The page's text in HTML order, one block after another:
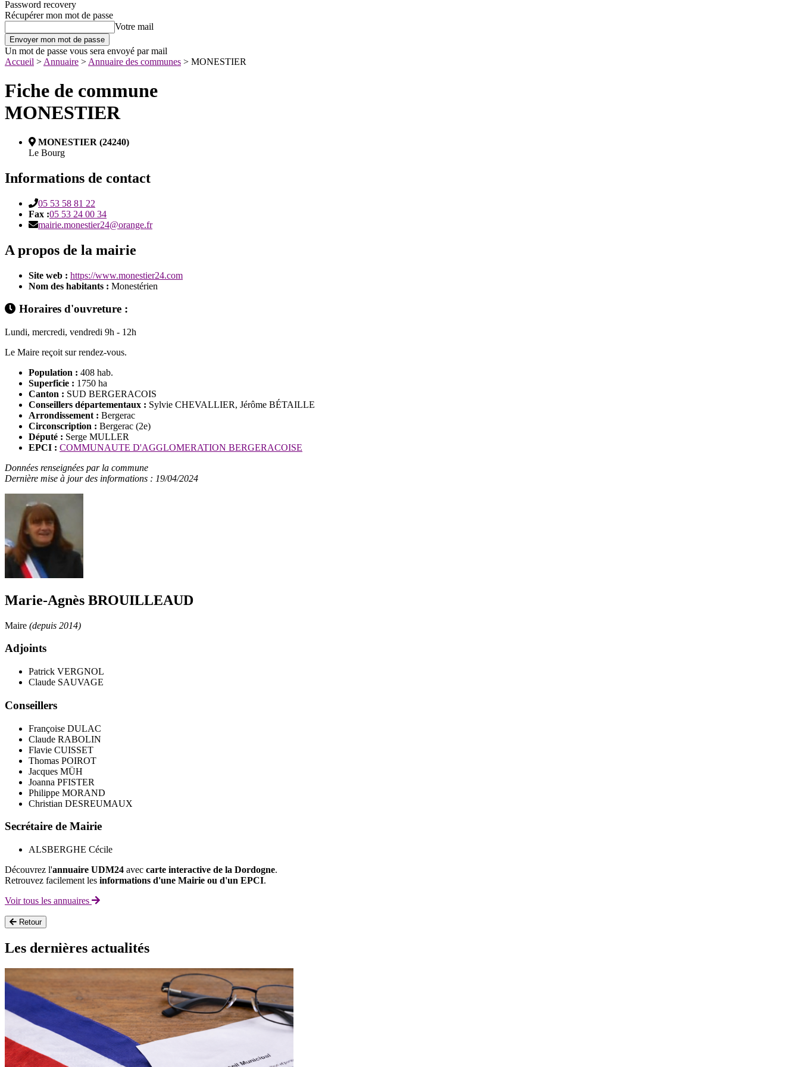
Password recovery
Récupérer mon mot de passe
Votre mail
Un mot de passe vous sera envoyé par mail
Accueil > Annuaire > Annuaire des communes > MONESTIER
Fiche de commune
MONESTIER
MONESTIER (24240)
Le Bourg
Informations de contact
05 53 58 81 22
Fax :05 53 24 00 34
mairie.monestier24@orange.fr
A propos de la mairie
Site web : https://www.monestier24.com
Nom des habitants : Monestérien
Horaires d'ouvreture :
Lundi, mercredi, vendredi 9h - 12h
Le Maire reçoit sur rendez-vous.
Population : 408 hab.
Superficie : 1750 ha
Canton : SUD BERGERACOIS
Conseillers départementaux : Sylvie CHEVALLIER, Jérôme BÉTAILLE
Arrondissement : Bergerac
Circonscription : Bergerac (2e)
Député : Serge MULLER
EPCI : COMMUNAUTE D'AGGLOMERATION BERGERACOISE
Données renseignées par la commune
Dernière mise à jour des informations : 19/04/2024
Marie-Agnès BROUILLEAUD
Maire (depuis 2014)
Adjoints
Patrick VERGNOL
Claude SAUVAGE
Conseillers
Françoise DULAC
Claude RABOLIN
Flavie CUISSET
Thomas POIROT
Jacques MÜH
Joanna PFISTER
Philippe MORAND
Christian DESREUMAUX
Secrétaire de Mairie
ALSBERGHE Cécile
Découvrez l'annuaire UDM24 avec carte interactive de la Dordogne.
Retrouvez facilement les informations d'une Mairie ou d'un EPCI.
Voir tous les annuaires
Retour
Les dernières actualités